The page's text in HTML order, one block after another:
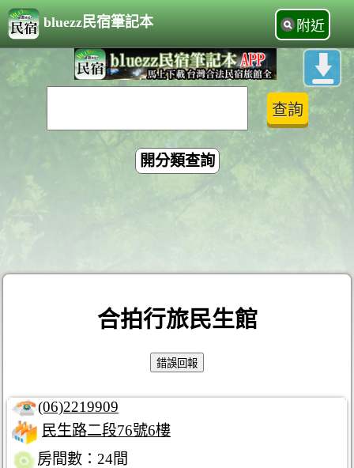
bluezz民宿筆記本 附近
開分類查詢
合拍行旅民生館
(06)2219909
民生路二段76號6樓
房間數：24間